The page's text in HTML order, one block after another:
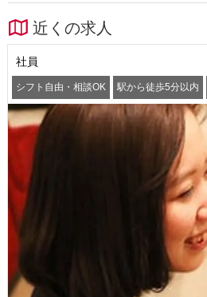
近くの求人
社員
シフト自由・相談OK 駅から徒歩5分以内